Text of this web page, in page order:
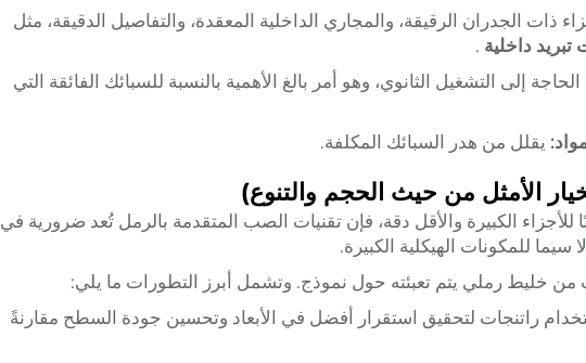
ذات الجدران الرقيقة، والمجاري الداخلية المعقدة، والتفاصيل الدقيقة، مثل
داخلية .
إلى التشغيل الثانوي، وهو أمر بالغ الأهمية بالنسبة للسبائك الفائقة التي
يقلل من هدر السبائك المكلفة.
الكبيرة والأقل دقة، فإن تقنيات الصب المتقدمة بالرمل تُعد ضرورية في
للمكونات الهيكلية الكبيرة.
من خليط رملي يتم تعبئته حول نموذج. وتشمل أبرز التطورات ما يلي:
راتنجات لتحقيق استقرار أفضل في الأبعاد وتحسين جودة السطح مقارنةً